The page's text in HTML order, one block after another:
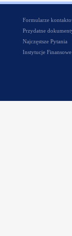
Formularze
Przydatne
Najczęstsze Pytania
Instytucje Finansowe